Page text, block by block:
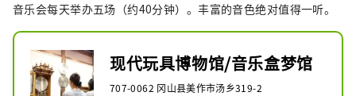
音乐会每天举办五场（约40分钟）。丰富的音色绝对值得一听。
现代玩具博物馆/音乐盒梦馆
707-0062 冈山县美作市汤乡319-2